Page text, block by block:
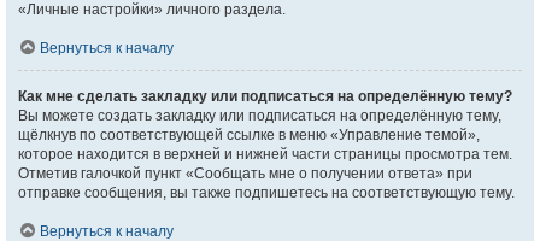
«Личные настройки» личного раздела.
Вернуться к началу
Как мне сделать закладку или подписаться на определённую тему?
Вы можете создать закладку или подписаться на определённую тему,
щёлкнув по соответствующей ссылке в меню «Управление темой»,
которое находится в верхней и нижней части страницы просмотра тем.
Отметив галочкой пункт «Сообщать мне о получении ответа» при
отправке сообщения, вы также подпишетесь на соответствующую тему.
Вернуться к началу